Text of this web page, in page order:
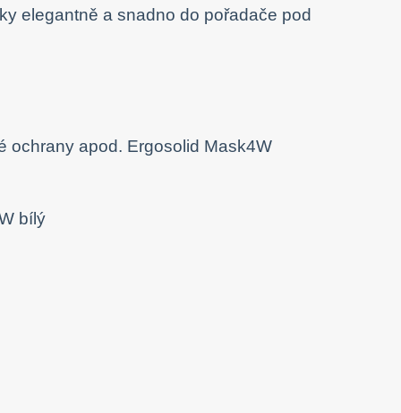
elegantně a snadno do pořadače pod